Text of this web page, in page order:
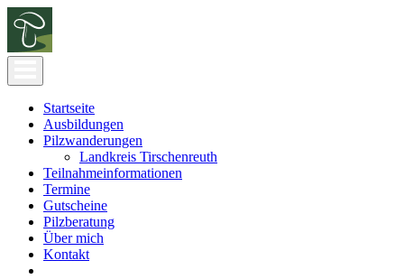
Startseite
Ausbildungen
Pilzwanderungen
Landkreis Tirschenreuth
Teilnahmeinformationen
Termine
Gutscheine
Pilzberatung
Über mich
Kontakt